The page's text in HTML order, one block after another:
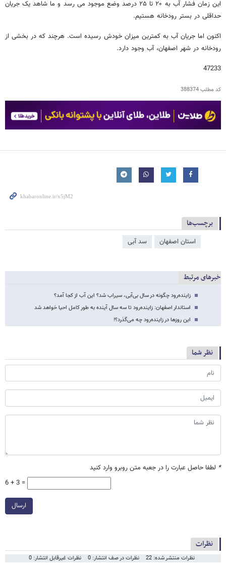
اين زمان فشار آب به ۲۰ تا ۲۵ درصد وضع موجود می رسد و ما شاهد يک جريان
حداقلی در بستر رودخانه هستيم.
اکنون اما جریان آب به کمترین میزان خودش رسیده است. هرچند که در بخشی از
رودخانه در شهر اصفهان، آب وجود دارد.
47233
کد مطلب388374
برچسب‌ها
استان اصفهان سد آبی
خبرهای مرتبط
زاینده‌رود چگونه در سال بی‌آبی،‌ سیراب شد؟ این آب از کجا آمد؟
استاندار اصفهان: زاینده‌رود تا سه سال آینده به طور کامل احیا خواهد شد
این روزها در زاینده‌رود چه می‌گذرد؟!
نظر شما
* لطفا حاصل عبارت را در جعبه متن روبرو وارد کنید
6 + 3 =
ارسال
نظرات
نظرات منتشر شده: 22 نظرات در صف انتشار: 0 نظرات غیرقابل انتشار: 0